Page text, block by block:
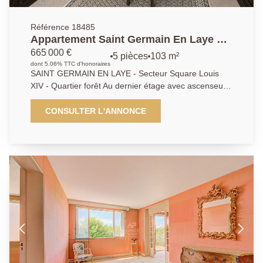
Référence 18485
Appartement Saint Germain En Laye 5
pièce(s) 103.08 m2
665 000 €
dont 5.06% TTC d'honoraires
5 pièces 103 m²
SAINT GERMAIN EN LAYE - Secteur Square Louis
XIV - Quartier forêt Au dernier étage avec ascenseur
bel appartement traversant offrant entrée - Séjour
double de 43m2 donnant sur balcon exposé sud -
Cuisine avec cellier - 2 Chambres POSS 3 - Bureau -
CONSULTER L'ANNONCE